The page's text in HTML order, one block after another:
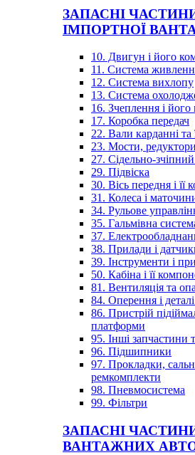
ЗАПАСНІ
ІМПОРТНОЇ
10. Двигун і його
11. Система
12. Система вихлопу
13. Система
16. Зчеплення і
17. Коробка передач
22. Вали карданні
23. Мости,
27. Сідельно-
29. Підвіска
30. Вісь передня і її
31. Колеса і
34. Рульове
35. Гальмівна
37.
38. Прилади і
39. Інструменти і
50. Кабіна і її
81. Вентиляція та
84. Оперення і
86. Пристрій
платформи
95. Інші запчастини
96. Підшипники
97. Прокладки,
ремкомплекти
98. Пневмосистема
99. Фільтри
ЗАПАСНІ
ВАНТАЖНИХ